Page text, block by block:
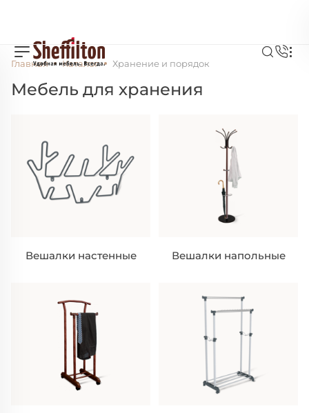
Главная Каталог Хранение и порядок
Мебель для хранения
Вешалки настенные Вешалки напольные